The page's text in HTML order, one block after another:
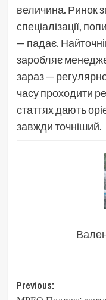
величина. Ринок
спеціалізації,
— падає.
заробляє
зараз — регулярно
часу проходити
статтях дають
завжди точніший.
Post
Previous: